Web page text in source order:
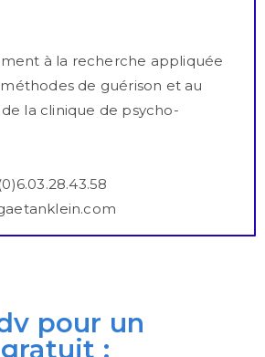
à la recherche appliquée
de guérison et au
la clinique de psycho-
pour un
: